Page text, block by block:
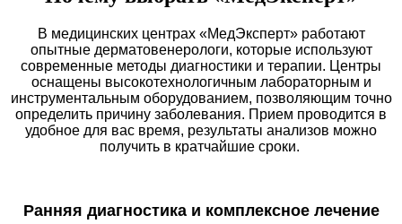
В медицинских центрах «МедЭксперт» работают
опытные дерматовенерологи, которые используют
современные методы диагностики и терапии. Центры
оснащены высокотехнологичным лабораторным и
инструментальным оборудованием, позволяющим точно
определить причину заболевания. Прием проводится в
удобное для вас время, результаты анализов можно
получить в кратчайшие сроки.
Ранняя диагностика и комплексное лечение